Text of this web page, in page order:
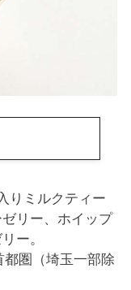
りミルクティー
リー、ホイップ
ー。
都圏（埼玉一部除